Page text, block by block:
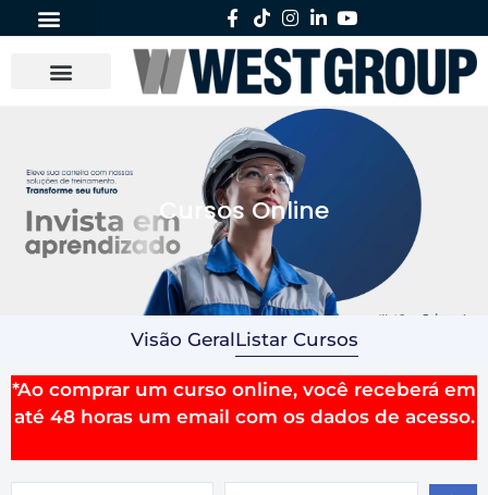
Cursos Online
Visão GeralListar Cursos
*Ao comprar um curso online, você receberá em
até 48 horas um email com os dados de acesso.